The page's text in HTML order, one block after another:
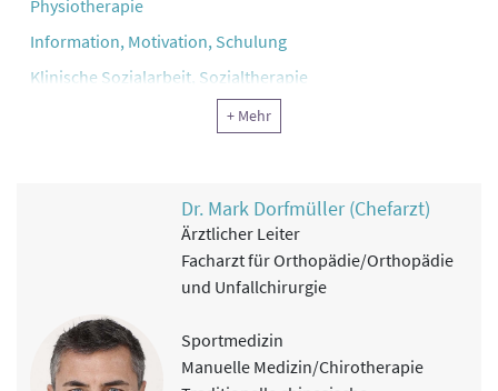
Physiotherapie
Information, Motivation, Schulung
Klinische Sozialarbeit, Sozialtherapie
Ergotherapie, Arbeitstherapie und andere funktionelle
Physikalische Therapie
Rekreationstherapie
Ernährung
+ Mehr
Dr. Mark Dorfmüller (Chefarzt)
Ärztlicher Leiter
Facharzt für Orthopädie/Orthopädie
und Unfallchirurgie
Sportmedizin
Manuelle Medizin/Chirotherapie